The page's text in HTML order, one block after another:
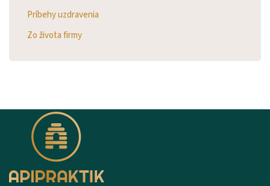
Príbehy uzdravenia
Zo života firmy